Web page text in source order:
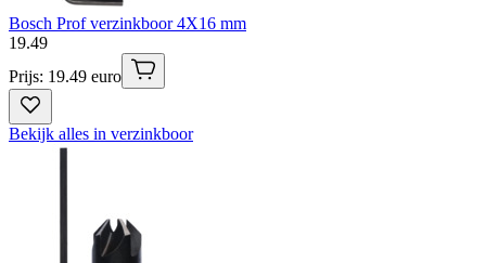
Bosch Prof verzinkboor 4X16 mm
19.49
Prijs: 19.49 euro
Bekijk alles in verzinkboor